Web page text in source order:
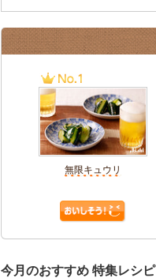
無限キュウリ
今月のおすすめ 特集レシピ